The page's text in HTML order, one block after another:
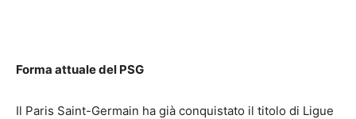
Forma attuale del PSG
Il Paris Saint-Germain ha già conquistato il titolo di Ligue